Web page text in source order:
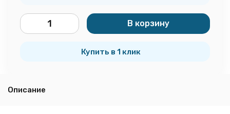
В корзину
Купить в 1 клик
Описание